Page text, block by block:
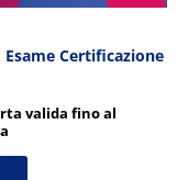
Certificazione
valida fino al